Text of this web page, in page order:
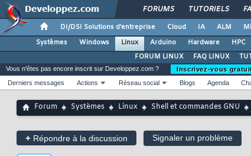
FORUMS TUTORIELS
DI/DSI Solutions d'entreprise Cloud IA ALM
Systèmes
Windows Linux Arduino Hardware HPC
FORUM LINUX
FAQ LINUX
Vous n'êtes pas encore inscrit sur Developpez.com ?
Inscrivez-vous
Derniers messages
Actions Réseau social Blogs Agenda
Forum Systèmes Linux Shell et commandes GNU
+ Répondre à la discussion Signaler un problème